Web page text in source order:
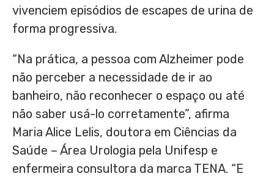
vivenciem episódios de escapes de urina de
forma progressiva.
“Na prática, a pessoa com Alzheimer pode
não perceber a necessidade de ir ao
banheiro, não reconhecer o espaço ou até
não saber usá-lo corretamente”, afirma
Maria Alice Lelis, doutora em Ciências da
Saúde – Área Urologia pela Unifesp e
enfermeira consultora da marca TENA. “E